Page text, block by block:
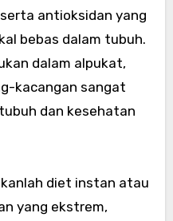
antioksidan yang
bebas dalam tubuh.
dalam alpukat,
kacangan sangat
dan kesehatan
diet instan atau
yang ekstrem,